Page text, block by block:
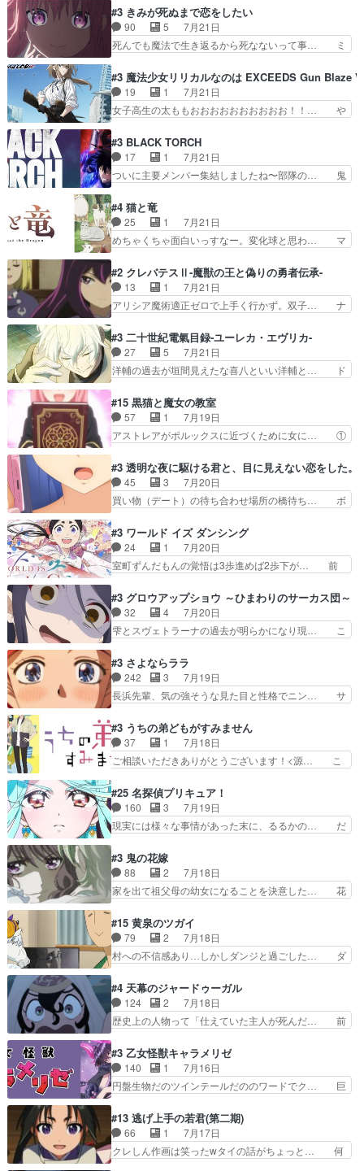
しゃあない。狂犬かくましいつ来… 本作はぬるい
ハーレムではなく、真面目に一… エリスはしばら
くEDだけやね。アイシャ、…
ャ子の従姉妹シュラ子登場。主人公眼福… 跡目争
いの新キャラ登場で、今回はシュール… めちゃ子
のいとこかわいい今回主人公の驚き… メチャ子を
くしゃみと鼻水が止まらなくなる… お父さんに押
をちびっ子にしたあの玉、も… 半裸の警官の方が
怖い。ライバルキャラかわ… 霊媒師が人の肩に霊
を乗せるな笑なんてモノ…
#3 きみが死ぬまで恋をしたい
90 5
7月21日
死んでも魔法で生き返るから死なないって事… ミ
ミ、最後のその顔は怖いよ...。てかタ… もはや人
間なのかも怪しい戦闘シーンがない… 今話第LO
／原画で参加させていただきまし… 皆大好き、ロ
リの全裸だーーーーーーッッッ… シーナとミミが
芽吹く百合の花。ミミ(c… ルームメイト1ヶ月経
ってシーナがミミの人… もう後戻りできないぞ」
してくるとは思わん…
#3 魔法少女リリカルなのは EXCEEDS Gun Blaze
19 1
7月21日
女子高生の太ももおおおおおおおおおお！！… や
瀬シイナと夜海トワ』今回はフォロワー… なのは
と出逢い炎の魔人の能力を人類の為に… ・シイ
ナ、トワと出会う親近感を感じる2人… 篠宮マナ
が登場したけど公式サイトに20歳… リリカルな
ちゃ食うやん魔人狩りチーム強… 人類滅亡寸前ま
で追い詰められていたのに、… 第３話をU-NEXT
で視聴しました。視聴…
#3 BLACK TORCH
17 1
7月21日
ついに主要メンバー集結しましたね〜部隊の… 鬼
描いたようなチョロインだったな。下半… 前回か
ら引き続いてじいさんとの決別の冒頭… あっちは
呪霊でこっちは物怪。忍者っぽいア… 護衛対象と
なる弐郎を連れて隠密局へ、彼の… →現状展開が
た弐郎は鬼子母神一華の護衛… 護衛はお尻一華、
ここは定番やっぱ物の怪の… ①敵は会話してる最
中の同乗者を物音一つ発…
#4 猫と竜
25 1
7月21日
めちゃくちゃ面白いっすなー。変化球と思わ… マ
代もの猫たちの誕生と成長を見守る猫竜… 前回猫
たちで熊退治をしていた中の一匹の猫… と思って
みにいったらクロバネのCV.速水… 「おじちゃん
は身内に甘い」で、いきなり笑… ガチで素晴らし
た子猫たちのその後が描か… 王子の旅の始まりは
確かにそうでしたよね！… リゼロ見終わっちゃっ
てほのぼの系がいいか…
#2 クレバテスⅡ-魔獣の王と偽りの勇者伝承-
13 1
7月21日
アリシア魔術適正ゼロで上手く行かず。双子… ナ
紹介の時台に乗ってるサラサ可愛いw学… ナイ
エ・シフォンリッツの出番が多くて嬉し… 石田で
こいつワルだな。なぜ大猿に変身した… 2冊目の
トアの書は学長の手に1話冒頭と合… アリシアと
たのにロリ化されて学生にされ… これはいい黒沢
ともよ。笑いのセンスも合う… ナイエのリアクシ
ョンが面白い。ローメイン…
#3 二十世紀電氣目録-ユーレカ・エヴリカ-
27 5
7月21日
洋輔の過去が垣間見えたな喜八といい洋輔と… ド
が目録に固執する理由もほぼ明らかとな… これ京
アニだったのかそのわりにはそこまで… 清六兄ち
ゃんと喜八、清六と洋輔それぞれの… 化学的作用
に依りて継続して…電池と称すっ… 洋輔、清六の
えてみんなで物作りで一気に… 作画は最高なのに
話がつまらない。やっぱ京… 天下り式に竹のフィ
ラメントが出てきたのは…
#15 黒猫と魔女の教室
57 1
7月19日
アストレアがポルックスに近づくために女に… ①
はアストレアの野望による性転換、後半… アスト
レア君の作戦に皆巻き込まれてて草捕… アストレ
アが作った薬によって男女入れ替わ… アルトレア
がポルックスのこと好きとは言え… アストレアが
払い騒動と賑やかでいいねw… 偉大な父を持つが
故の悩(独自のおっぱい論… 鉄板中の鉄板、性転
換と酩酊ネタの二連発(…
#3 透明な夜に駆ける君と、目に見えない恋をした。
45 3
7月20日
買い物（デート）の待ち合わせ場所の橋待ち… ボ
を照らす打ち上げ花火。人混みの中、み… どんど
んキュンが増えていく展開に毎回わく… ちょこっ
と書ければと風が吹き手元にあった… 』は、率直
に言って脚本と演出が悪いと思う… 小春の目が見
と、空野の億劫さがリアルだ… かけると小春、二
人が一緒に過ごす時間が描… ヒロインの目が不自
由だから音を大切にして…
#3 ワールド イズ ダンシング
24 1
7月20日
室町ずんだもんの覚悟は3歩進めば2歩下が… 前
が主人公の漫画がアニメになったらし… 壮絶だっ
た…30分で2時間の映画のように… すべての表現
がピタリと揃った傑作本当に素… たまに現れて謎
のアドバイスをしてくれるお… 可愛いキャラデザ
とが決まる。更に父から… 再び鬼夜叉を導く、素
性不明の彼の名前を知… 恵まれた身分に甘え、修
練を怠るキャラは苦…
#3 グロウアップショウ ～ひまわりのサーカス団～
32 4
7月20日
雫とスヴェトラーナの過去が明らかになり現… こ
県豊川市付近が舞台なのか～現地にも出… 前回に
引き続き、今回もおぱんつであります… キャラク
ターが可愛いのはもちろん、ストー… 皇ではなく
ひまわりを蔑ろにして皇に乗り換… 傷跡なんか、
外あまり見どころがない。1… いや～、めちゃく
ちゃおもしろいね。瑞佳は… キャラデザが映える
のは勿論だけど脚本に歩…
#3 さよならララ
242 3
7月19日
長浜先輩、気の強そうな見た目と性格でニン… サ
なったからユリ確定！＼(^o^)／ラ… プロローグ
的な１話、２話からの浮世離れし… 茉里のボクシ
ングにかける真摯さ格好良かっ… 今回はゲストが
２名！ワンピースの作画さん… あほって言う茉里
母親を失い、アウェーの… ３話の地味に好きポイ
ントは、冒頭でララが… ボクシング部部員たちの
設定を公開！辻さん…
#3 うちの弟どもがすみません
37 1
7月18日
ご相談いただきありがとうございます！<源… こ
家事を頑張り過ぎてテストの結果が酷く… 糸ちゃ
んと源くん、類くんのお買い物シーン… ３話にし
てもう普通に物語が楽しみになっち… 類くんの将
来の夢が微笑ましいまだまだ甘え… 前髪ぱっつん
活するようになってからの話… 最後の「かわい
い」の破壊力よ…あれは成田… 糸と4人の弟の関
わり方がどう変化していく…
#25 名探偵プリキュア！
160 3
7月19日
現実には様々な事情があった末に、るるかの… だ
レール編の始まり、エリザさんの回で「… 「マジ
ラ」と言えば同時上映の「公タロウ」… キュアエ
クレールはやっぱりくれあだったか… エクレール
は誰だ編、遂に答え合わせの時だ… これで自分も
の何もない日常※もっと密着… LIMITかも知れな
い。キュアエクレール… ・解決編、完全に前4話
で謎解きさせるスタ…
#3 鬼の花嫁
88 2
7月18日
家を出て祖父母の幼女になることを決意した… 花
コミどころが多すぎてある意味おもしろ… 胸が凄
くスカッっとしたずっと苦痛を伴って… 祖父母に
人の心があってよかった。それにし… 柚子が家族
と決別する回柚子を傷つけた瑶太… 今期のアニメ
守る姿や祖母の語る玲夜の眼… 常に言ってるけ
ど、ラブコメの主役にも魅力… 家族にずっと理不
尽に虐げられ、我慢を強い…
#15 黄泉のツガイ
79 2
7月18日
村への不信感あり…しかしダンジと過ごした… ダ
ジとの思い出を振り返るユルの表情が本… それぞ
れの思惑が複雑に絡み合い、物語がさ… ユルは一
人になりたいのに、犬がそっと寄り… ダンジが
「俺は側にいる」と言ってくれた幼… 偽りだけで
存在だったからこそ真実が重く… これまで積み重
ねてきた信頼があるからこそ… 一瞬スタッフのユ
ーモア全開爆笑シーンが普…
#4 天幕のジャードゥーガル
124 2
7月18日
歴史上の人物って「仕えていた主人が死んだ… 前
した側にも人としての温かい暮らしがあ… ソルコ
クタニは本を奪うために起こった悲劇… 原論はあ
なた達には当たり前でも私達には始… 周りの同胞
がモンゴルの暮らしに慣れていく… 「肉の味を
になんか既視感を覚えるけどな… ソルコクタニが
憎むべき人であり、かつての… ラストの展開でぞ
くっとした。そういう方向…
#3 乙女怪獣キャラメリゼ
140 1
7月16日
円盤生物だのツインテールだののワードでク… 巨
クロたんのちょっとしたサービスカット… 面白い
設定の作品だね。夢の国デート回は怪… 結構評判
になってたので見てみたけど、評判… 今時初デー
トでそのチョイスは一発アウトだ… 結構、少女マ
#13 逃げ上手の若君(第二期)
66 1
7月17日
クレしん作画は笑ったwタイの話がちょっと… 何